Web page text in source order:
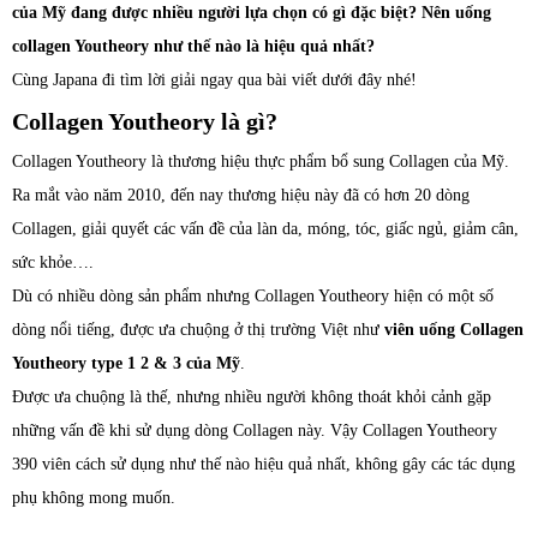
của Mỹ đang được nhiều người lựa chọn có gì đặc biệt? Nên uống
collagen Youtheory như thế nào là hiệu quả nhất?
Cùng Japana đi tìm lời giải ngay qua bài viết dưới đây nhé!
Collagen Youtheory là gì?
Collagen Youtheory là thương hiệu thực phẩm bổ sung Collagen của Mỹ.
Ra mắt vào năm 2010, đến nay thương hiệu này đã có hơn 20 dòng
Collagen, giải quyết các vấn đề của làn da, móng, tóc, giấc ngủ, giảm cân,
sức khỏe….
Dù có nhiều dòng sản phẩm nhưng Collagen Youtheory hiện có một số
dòng nổi tiếng, được ưa chuộng ở thị trường Việt như viên uống Collagen
Youtheory type 1 2 & 3 của Mỹ.
Được ưa chuộng là thế, nhưng nhiều người không thoát khỏi cảnh gặp
những vấn đề khi sử dụng dòng Collagen này. Vậy Collagen Youtheory
390 viên cách sử dụng như thế nào hiệu quả nhất, không gây các tác dụng
phụ không mong muốn.